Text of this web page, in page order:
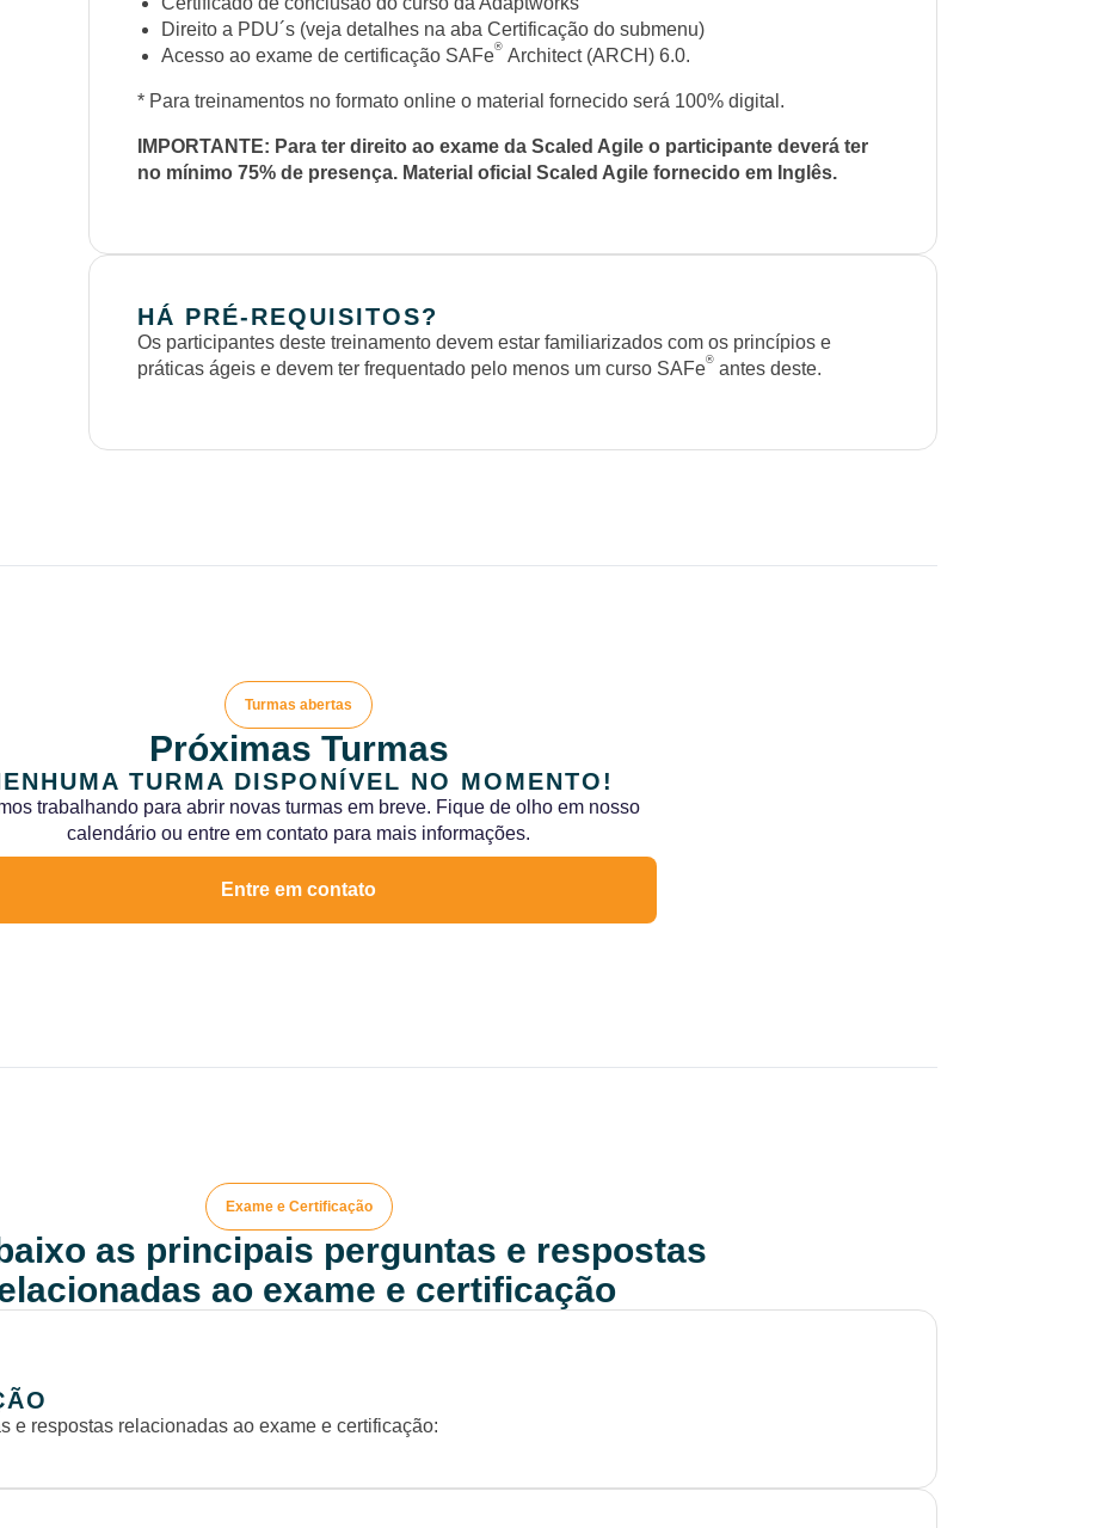
Direito a PDU´s (veja detalhes na aba Certificação do submenu)
Acesso ao exame de certificação SAFe® Architect (ARCH) 6.0.
* Para treinamentos no formato online o material fornecido será 100% digital.
IMPORTANTE: Para ter direito ao exame da Scaled Agile o participante deverá ter
no mínimo 75% de presença. Material oficial Scaled Agile fornecido em Inglês.
HÁ PRÉ-REQUISITOS?
Os participantes deste treinamento devem estar familiarizados com os princípios e
práticas ágeis e devem ter frequentado pelo menos um curso SAFe® antes deste.
Turmas abertas
Próximas Turmas
TURMA DISPONÍVEL NO MOMENTO!
trabalhando para abrir novas turmas em breve. Fique de olho em nosso
calendário ou entre em contato para mais informações.
Entre em contato
Exame e Certificação
as principais perguntas e respostas
ao exame e certificação
e respostas relacionadas ao exame e certificação: